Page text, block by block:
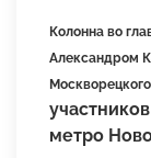
Колонна во
Александром
метро